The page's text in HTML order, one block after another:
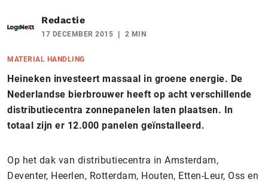
Redactie
17 DECEMBER 2015 2 MIN
MATERIAL HANDLING
Heineken investeert massaal in groene energie. De
Nederlandse bierbrouwer heeft op acht verschillende
distributiecentra zonnepanelen laten plaatsen. In
totaal zijn er 12.000 panelen geïnstalleerd.
Op het dak van distributiecentra in Amsterdam,
Deventer, Heerlen, Rotterdam, Houten, Etten-Leur, Oss en